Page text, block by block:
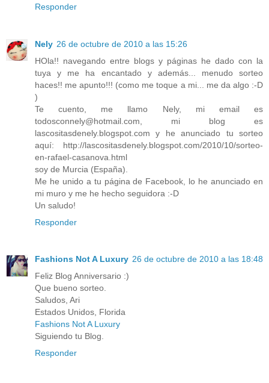
Responder
Nely 26 de octubre de 2010 a las 15:26
HOla!! navegando entre blogs y páginas he dado con la
tuya y me ha encantado y además... menudo sorteo
haces!! me apunto!!! (como me toque a mi... me da algo :-D
)
Te cuento, me llamo Nely, mi email es
todosconnely@hotmail.com, mi blog es
lascositasdenely.blogspot.com y he anunciado tu sorteo
aquí: http://lascositasdenely.blogspot.com/2010/10/sorteo-
en-rafael-casanova.html
soy de Murcia (España).
Me he unido a tu página de Facebook, lo he anunciado en
mi muro y me he hecho seguidora :-D
Un saludo!
Responder
Fashions Not A Luxury 26 de octubre de 2010 a las 18:48
Feliz Blog Anniversario :)
Que bueno sorteo.
Saludos, Ari
Estados Unidos, Florida
Fashions Not A Luxury
Siguiendo tu Blog.
Responder